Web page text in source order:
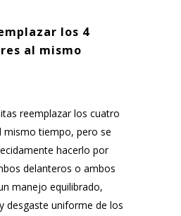
los 4
al mismo
reemplazar los cuatro
mismo tiempo, pero se
hacerlo por
delanteros o ambos
manejo equilibrado,
desgaste uniforme de los